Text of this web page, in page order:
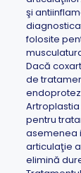
şi
folosite
Dacă
de
pentru
asemenea
articulaţie
elimină